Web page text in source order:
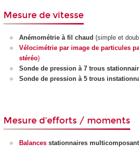
Mesure de vitesse
Anémométrie à fil chaud (simple et
Vélocimétrie par image de particules
stéréo)
Sonde de pression à 7 trous
Sonde de pression à 5 trous
Mesure d'efforts / moments
Balances stationnaires